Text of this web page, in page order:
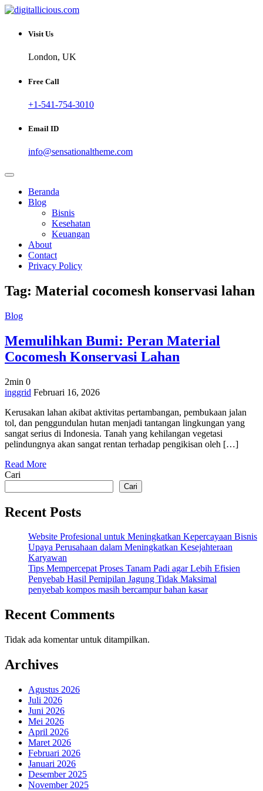
Skip
content
digitallicious.com
Sharing Digital Information
Visit Us
London, UK
Free Call
+1-541-754-3010
Email ID
info@sensationaltheme.com
Beranda
Blog
Bisnis
Kesehatan
Keuangan
About
Contact
Privacy Policy
Tag: Material cocomesh konservasi lahan
Blog
Memulihkan Bumi: Peran Material
Cocomesh Konservasi Lahan
2min 0
on
Bumi:
Peran
Material
Cocomesh
Lahan
inggrid Februari 16, 2026
Kerusakan lahan akibat aktivitas pertambangan, pembukaan jalan
tol, dan penggundulan hutan menjadi tantangan lingkungan yang
sangat serius di Indonesia. Tanah yang kehilangan vegetasi
pelindungnya akan sangat rentan terhadap pengikisan oleh […]
Read More
Cari
Cari
Recent Posts
Website Profesional untuk Meningkatkan Kepercayaan Bisnis
Upaya Perusahaan dalam Meningkatkan Kesejahteraan
Karyawan
Tips Mempercepat Proses Tanam Padi agar Lebih Efisien
Penyebab Hasil Pemipilan Jagung Tidak Maksimal
penyebab kompos masih bercampur bahan kasar
Recent Comments
Tidak ada komentar untuk ditampilkan.
Archives
Agustus 2026
Juli 2026
Juni 2026
Mei 2026
April 2026
Maret 2026
Februari 2026
Januari 2026
Desember 2025
November 2025